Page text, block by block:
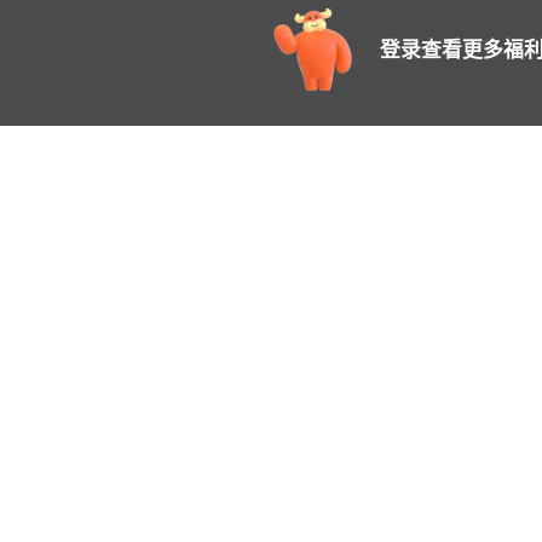
登录查看更多福